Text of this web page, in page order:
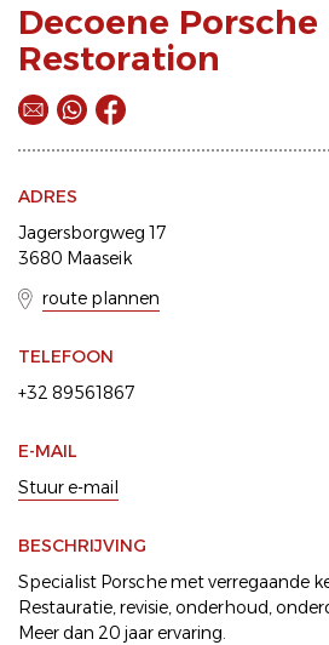
Decoene Porsche
Restoration
ADRES
Jagersborgweg 17
3680 Maaseik
route plannen
TELEFOON
+32 89561867
E-MAIL
Stuur e-mail
BESCHRIJVING
Specialist Porsche met verregaande
Restauratie, revisie, onderhoud,
Meer dan 20 jaar ervaring.